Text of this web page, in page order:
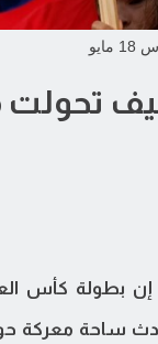
تحولت
كأس
تحولت إلى أحدث